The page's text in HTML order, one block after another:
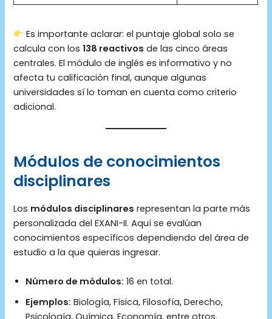
Es importante aclarar: el puntaje global solo se
calcula con los138 reactivos de las cinco áreas
centrales. El módulo de inglés es informativo y no
afecta tu calificación final, aunque algunas
universidades sí lo toman en cuenta como criterio
adicional.
Módulos de conocimientos
disciplinares
Los módulos disciplinares representan la parte más
personalizada del EXANI-II. Aquí se evalúan
conocimientos específicos dependiendo del área de
estudio a la que quieras ingresar.
Número de módulos: 16 en total.
Ejemplos: Biología, Física, Filosofía, Derecho,
Psicología, Química, Economía, entre otros.